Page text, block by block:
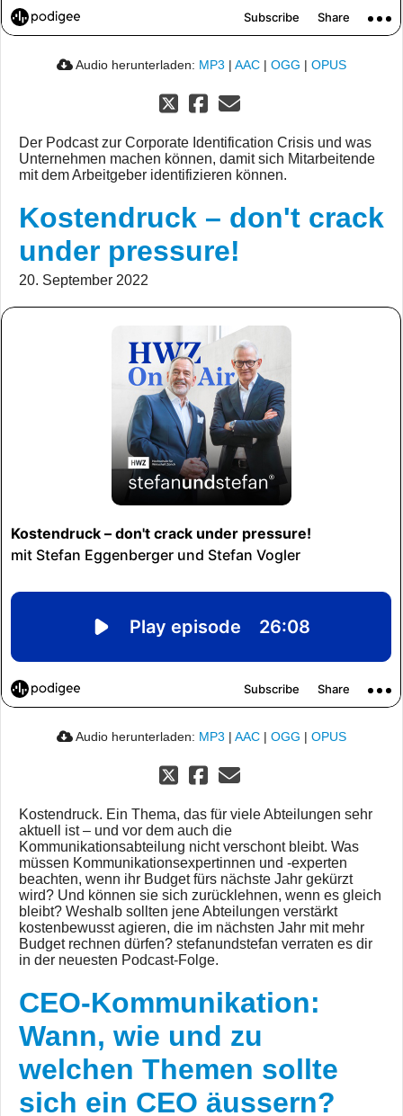
Audio herunterladen: MP3 | AAC | OGG | OPUS
Der Podcast zur Corporate Identification Crisis und was
Unternehmen machen können, damit sich Mitarbeitende
mit dem Arbeitgeber identifizieren können.
Kostendruck – don't crack
under pressure!
20. September 2022
Audio herunterladen: MP3 | AAC | OGG | OPUS
Kostendruck. Ein Thema, das für viele Abteilungen sehr
aktuell ist – und vor dem auch die
Kommunikationsabteilung nicht verschont bleibt. Was
müssen Kommunikationsexpertinnen und -experten
beachten, wenn ihr Budget fürs nächste Jahr gekürzt
wird? Und können sie sich zurücklehnen, wenn es gleich
bleibt? Weshalb sollten jene Abteilungen verstärkt
kostenbewusst agieren, die im nächsten Jahr mit mehr
Budget rechnen dürfen? stefanundstefan verraten es dir
in der neuesten Podcast-Folge.
CEO-Kommunikation:
Wann, wie und zu
welchen Themen sollte
sich ein CEO äussern?